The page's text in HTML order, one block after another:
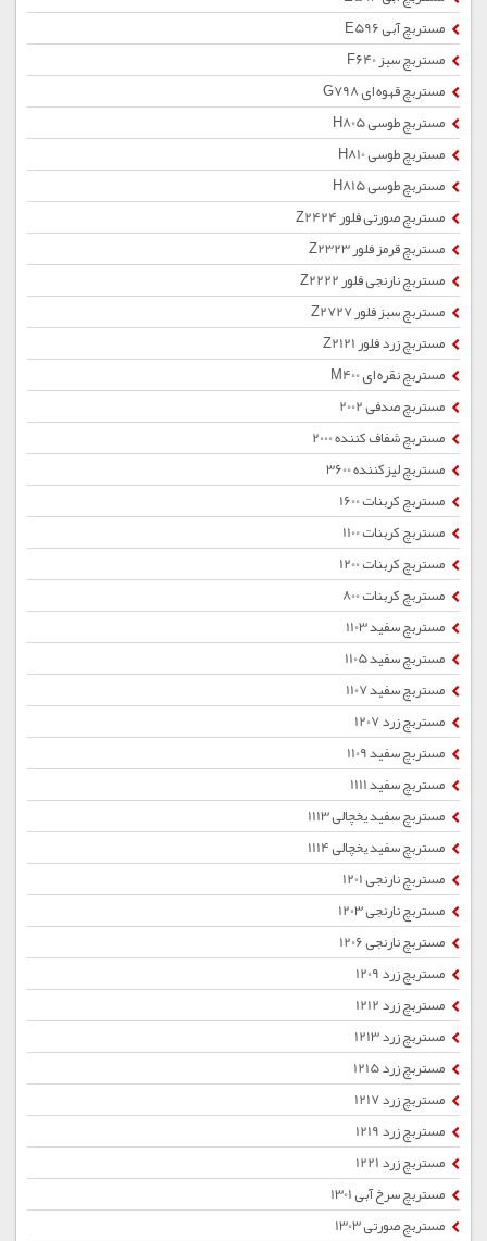
مستربچ آبی E596
مستربچ سبز F640
مستربچ قهوه ای G798
مستربچ طوسی H805
مستربچ طوسی H810
مستربچ طوسی H815
مستربچ صورتی فلور Z2424
مستربچ قرمز فلور Z2323
مستربچ نارنجی فلور Z2222
مستربچ سبز فلور Z2727
مستربچ زرد فلور Z2121
مستربچ نقره ای M400
مستربچ صدفی 2002
مستربچ شفاف کننده 2000
مستربچ لیزکننده 3600
مستربچ کربنات 1600
مستربچ کربنات 1100
مستربچ کربنات 1200
مستربچ کربنات 800
مستربچ سفید 1103
مستربچ سفید 1105
مستربچ سفید 1107
مستربچ زرد 1207
مستربچ سفید 1109
مستربچ سفید 1111
مستربچ سفید یخچالی 1113
مستربچ سفید یخچالی 1114
مستربچ نارنجی 1201
مستربچ نارنجی 1203
مستربچ نارنجی 1206
مستربچ زرد 1209
مستربچ زرد 1212
مستربچ زرد 1213
مستربچ زرد 1215
مستربچ زرد 1217
مستربچ زرد 1219
مستربچ زرد 1221
مستربچ سرخ آبی 1301
مستربچ صورتی 1303